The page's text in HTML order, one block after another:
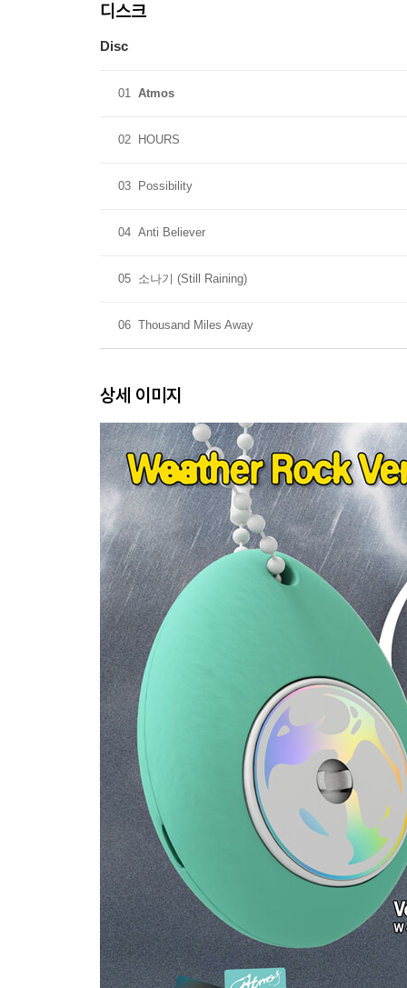
디스크
Disc
01 Atmos
02 HOURS
03 Possibility
04 Anti Believer
05 소나기 (Still Raining)
06 Thousand Miles Away
상세 이미지